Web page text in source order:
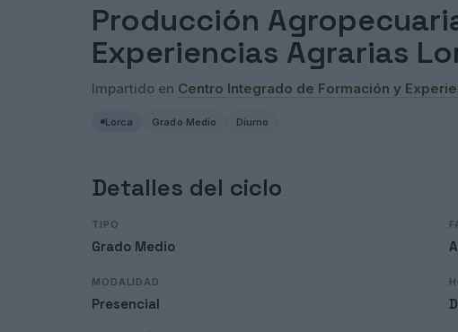
Producción
Experiencias Agrarias
Impartido en Centro Integrado de Formación y
Lorca Grado Medio Diurno
Detalles del ciclo
TIPO
Grado Medio
MODALIDAD
Presencial